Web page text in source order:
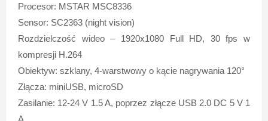
Procesor: MSTAR MSC8336
Sensor: SC2363 (night vision)
Rozdzielczość wideo – 1920х1080 Full HD, 30 fps w
kompresji H.264
Obiektyw: szklany, 4-warstwowy o kącie nagrywania 120°
Złącza: miniUSB, microSD
Zasilanie: 12-24 V 1.5 A, poprzez złącze USB 2.0 DC 5 V 1
A